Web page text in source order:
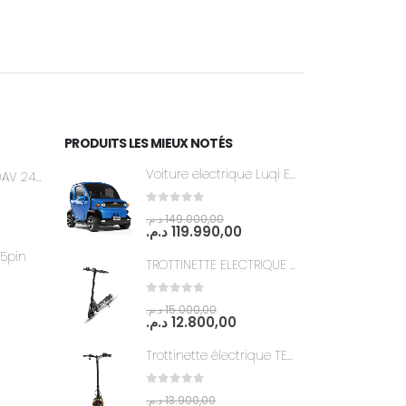
Dashboard SW900AV 24-48V
PRODUITS LES MIEUX NOTÉS
Voiture electrique Luqi EV300
149.000,00د.م.
119.990,00د.م.
TROTTINETTE ELECTRIQUE DUALTRON POP 52V 20Ah DOUBLE MOTEUR
15.000,00د.م.
12.800,00د.م.
Trottinette électrique TEVERUN Blade Mini Ultra
13.900,00د.م.